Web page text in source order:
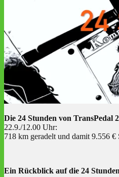
Die 24 Stunden von TransPedal
22.9./12.00 Uhr:
718 km geradelt und damit 9.556 €
Ein Rückblick auf die 24